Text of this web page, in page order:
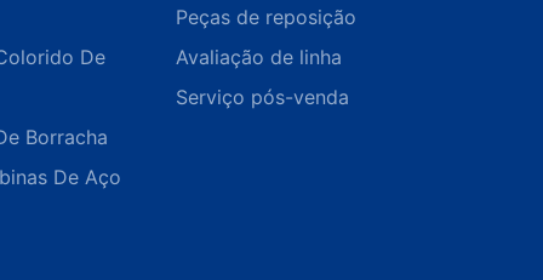
De
Borracha
De Aço
Peças de reposição
Avaliação de linha
Serviço pós-venda